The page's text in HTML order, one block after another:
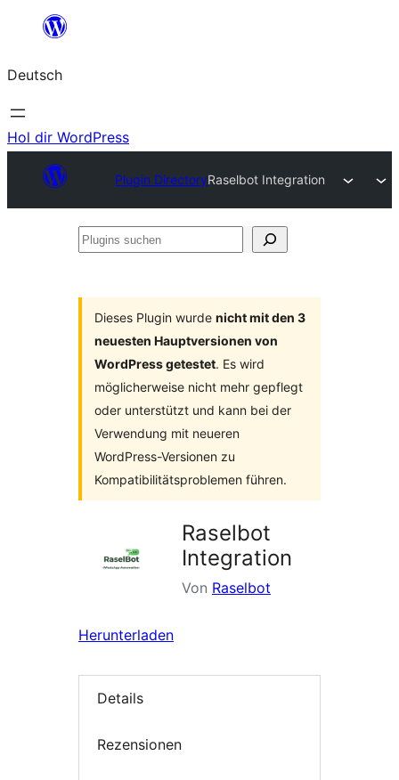
springen
Deutsch
Hol dir WordPress
Plugin DirectoryRaselbot Integration
Plugins
Dieses Plugin wurde nicht mit den 3
neuesten Hauptversionen von
WordPress getestet. Es wird
möglicherweise nicht mehr gepflegt
oder unterstützt und kann bei der
Verwendung mit neueren
WordPress-Versionen zu
Kompatibilitätsproblemen führen.
Raselbot
Integration
Von Raselbot
Herunterladen
Details
Rezensionen